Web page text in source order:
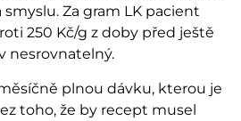
Za gram LK pacient
250 Kč/g z doby před ještě
nesrovnatelný.
plnou dávku, kterou je
toho, že by recept musel